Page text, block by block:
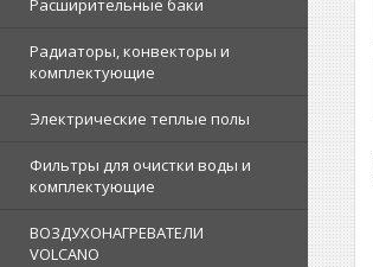
Расширительные баки
Радиаторы, конвекторы и
комплектующие
Электрические теплые полы
Фильтры для очистки воды и
комплектующие
ВОЗДУХОНАГРЕВАТЕЛИ
VOLCANO